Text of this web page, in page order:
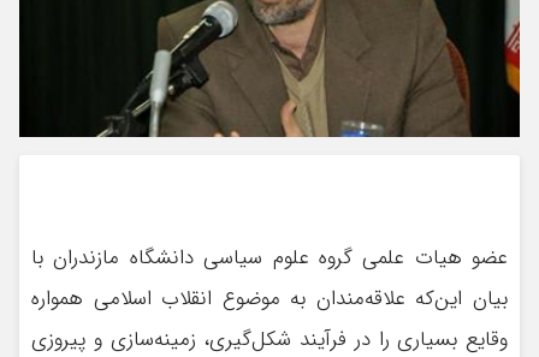
عضو هیات علمی گروه علوم سیاسی دانشگاه مازندران با
بیان این‌که علاقه‌مندان به موضوع انقلاب اسلامی همواره
وقایع بسیاری را در فرآیند شکل‌گیری، زمینه‌سازی و پیروزی